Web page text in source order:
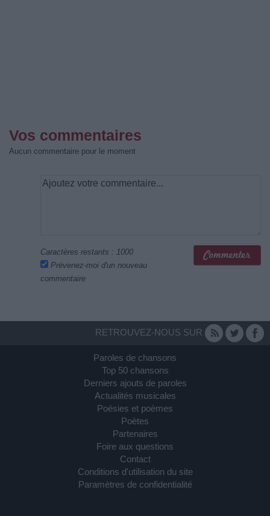
Vos commentaires
Aucun commentaire pour le moment
Caractères restants : 1000
Prévenez-moi d'un nouveau
commentaire
RETROUVEZ-NOUS SUR
Paroles de chansons
Top 50 chansons
Derniers ajouts de paroles
Actualités musicales
Poésies et poèmes
Poètes
Partenaires
Foire aux questions
Contact
Conditions d'utilisation du site
Paramètres de confidentialité